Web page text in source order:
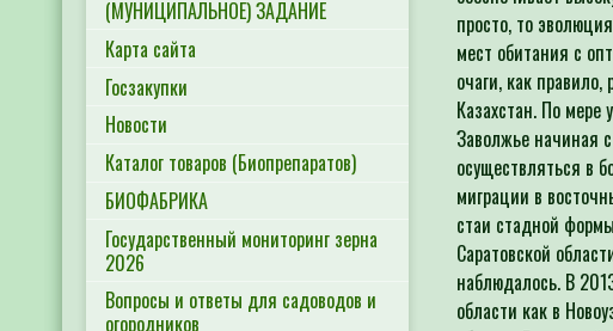
(МУНИЦИПАЛЬНОЕ) ЗАДАНИЕ
Карта сайта
Госзакупки
Новости
Каталог товаров (Биопрепаратов)
БИОФАБРИКА
Государственный мониторинг зерна
2026
Вопросы и ответы для садоводов и
огородников
просто, то
мест обитания с
очаги, как
Казахстан. По мере
Заволжье начиная
осуществляться в
миграции в
стаи стадной
Саратовской
наблюдалось. В
области как в